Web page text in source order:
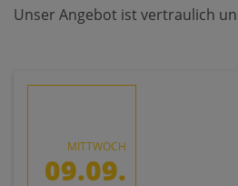
Unser Angebot ist vertraulich
MITTWOCH
09.09.